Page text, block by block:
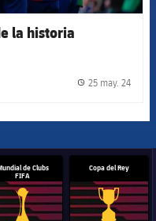
la historia
25 may. 24
de Clubs
FIFA
Copa del Rey